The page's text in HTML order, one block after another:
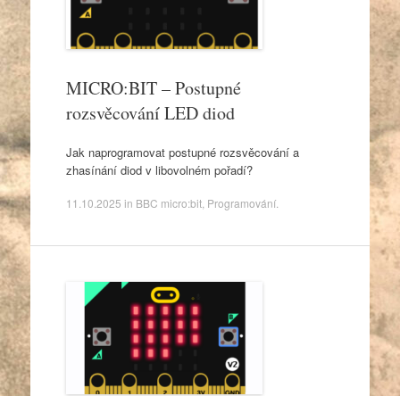
MICRO:BIT – Postupné
rozsvěcování LED diod
Jak naprogramovat postupné rozsvěcování a
zhasínání diod v libovolném pořadí?
11.10.2025 in BBC micro:bit, Programování.